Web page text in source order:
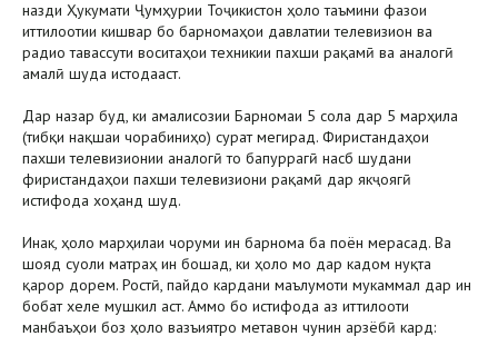
назди Ҳукумати Ҷумҳурии Тоҷикистон ҳоло таъмини фазои
иттилоотии кишвар бо барномаҳои давлатии телевизион ва
радио тавассути воситаҳои техникии пахши рақамӣ ва аналогӣ
амалӣ шуда истодааст.
Дар назар буд, ки амалисозии Барномаи 5 сола дар 5 марҳила
(тибқи нақшаи чорабиниҳо) сурат мегирад. Фиристандаҳои
пахши телевизионии аналогӣ то бапуррагӣ насб шудани
фиристандаҳои пахши телевизиони рақамӣ дар якҷоягӣ
истифода хоҳанд шуд.
Инак, ҳоло марҳилаи чоруми ин барнома ба поён мерасад. Ва
шояд суоли матраҳ ин бошад, ки ҳоло мо дар кадом нуқта
қарор дорем. Ростӣ, пайдо кардани маълумоти мукаммал дар ин
бобат хеле мушкил аст. Аммо бо истифода аз иттилооти
манбаъҳои боз ҳоло вазъиятро метавон чунин арзёбӣ кард: